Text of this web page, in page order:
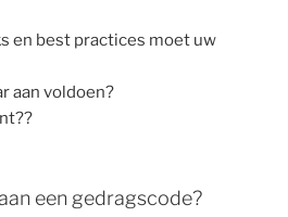
en best practices moet uw
aan voldoen?
een gedragscode?